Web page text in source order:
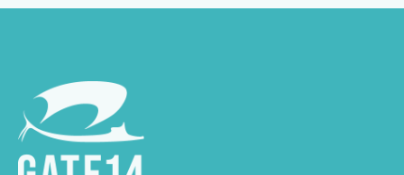
5
40
Seleziona questa variante
W MM
92